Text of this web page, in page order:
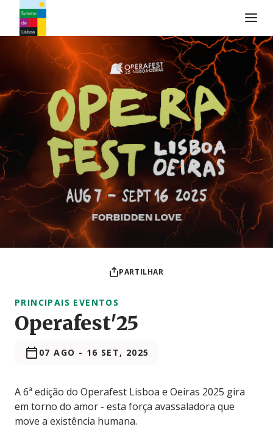
Logo do Turismo de Lisboa
PARTILHAR
PRINCIPAIS EVENTOS
Operafest'25
07 AGO - 16 SET, 2025
A 6ª edição do Operafest Lisboa e Oeiras 2025 gira
em torno do amor - esta força avassaladora que
move a existência humana.